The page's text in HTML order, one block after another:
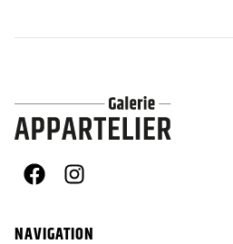
FacebookInstagram
NAVIGATION